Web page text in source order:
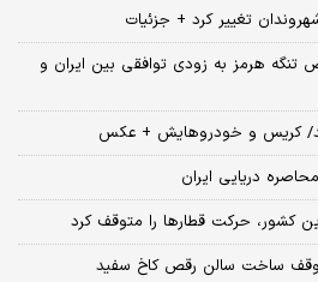
تغییر کرد + جزئیات
تنگه هرمز به زودی توافقی بین ایران و
کریس و خودروهایش + عکس
دریایی ایران
کشور، حرکت قطارها را متوقف کرد
ساخت سالن رقص کاخ سفید